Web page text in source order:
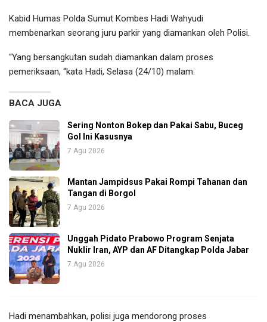
Kabid Humas Polda Sumut Kombes Hadi Wahyudi
membenarkan seorang juru parkir yang diamankan oleh Polisi.
“Yang bersangkutan sudah diamankan dalam proses
pemeriksaan, “kata Hadi, Selasa (24/10) malam.
BACA JUGA
Sering Nonton Bokep dan Pakai Sabu, Buceg
Gol Ini Kasusnya
7 Agu 2026
Mantan Jampidsus Pakai Rompi Tahanan dan
Tangan di Borgol
7 Agu 2026
Unggah Pidato Prabowo Program Senjata
Nuklir Iran, AYP dan AF Ditangkap Polda Jabar
7 Agu 2026
Hadi menambahkan, polisi juga mendorong proses